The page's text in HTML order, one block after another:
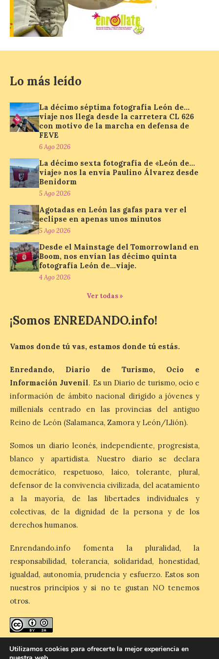
con más de 60 puestos y
un amplio programa de
animación.
La programación
incorpora un amplio
todos los públicos. La
Bañeza inauguró en la tarde de este
martes 4 de agosto una nueva edición de
su tradicional Mercado Medieval, que
hasta el próximo 6 […]
Un viaje a la Antigüedad:
el Museo del Prado
obras de su Colección de
inspiración clásica
Al hilo del estreno de La
Odisea de Christopher
reúne una selección de
viajes, que se suceden al ritmo de un
evocador tema de La […]
Patrimonio Nacional
cancela la temporada de
fuentes de La Granja ante
la escasez de agua
6 Ago 2026
Esta medida afecta a los
espectáculos nocturnos
de la Fuente Baños de
Diana previstos para los
días 8, 15 y 22 de agosto,
así como al encendido extraordinario del
día 25. La reserva de agua en el estanque
«El Mar», […]
del Sella arranca con el
homenaje a los campeones
y el izado de las banderas
autonómicas
1.291 palistas distribuidos
Lo más leído
La décimo séptima fotografía León de…
viaje nos llega desde la carretera CL 626
con motivo de la marcha en defensa de
FEVE
6 Ago 2026
La décimo sexta fotografía de «León de…
viaje» nos la envía Paulino Álvarez desde
Benidorm
5 Ago 2026
Agotadas en León las gafas para ver el
eclipse en apenas unos minutos
5 Ago 2026
Desde el Mainstage del Tomorrowland en
Boom, nos envían las décimo quinta
fotografía León de…viaje.
4 Ago 2026
Ver todas »
¡Somos ENREDANDO.info!
Vamos donde tú vas, estamos donde tú estás.
Enredando, Diario de Turismo, Ocio e
Información Juvenil. Es un Diario de turismo, ocio e
información de ámbito nacional dirigido a jóvenes y
millenials centrado en las provincias del antiguo
Reino de León (Salamanca, Zamora y León/Llión).
Somos un diario leonés, independiente, progresista,
blanco y apartidista. Nuestro diario se declara
democrático, respetuoso, laico, tolerante, plural,
defensor de la convivencia civilizada, del acatamiento
a la mayoría, de las libertades individuales y
colectivas, de la dignidad de la persona y de los
derechos humanos.
Enrendando.info fomenta la pluralidad, la
responsabilidad, tolerancia, solidaridad, honestidad,
igualdad, autonomía, prudencia y esfuerzo. Estos son
nuestros principios y si no te gustan NO tenemos
otros.
Reconocimiento-CompartirIgual 4.0 Internacional
Utilizamos cookies para ofrecerte la mejor experiencia en